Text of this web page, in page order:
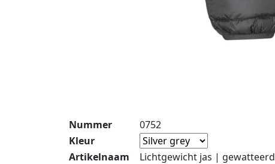
Nummer
0752
Kleur
Artikelnaam
Lichtgewicht jas | gewatteerd